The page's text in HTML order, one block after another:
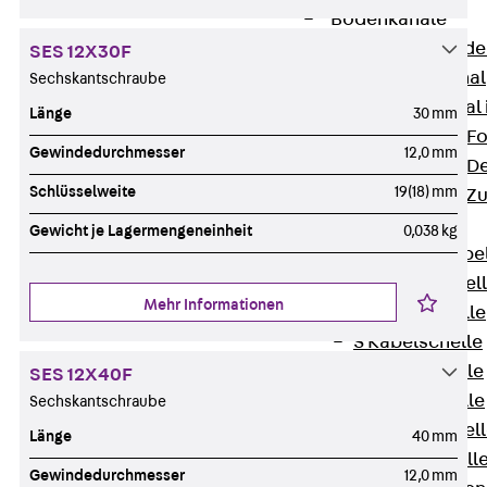
Bodenkanäle
BK Bodenkanal
KLK
Bodenkanal-
Bodenkanal-
Bodenkanal-
Kabelschellen
Zurück
AC
H Kabelschelle
S Kabelschelle
B Kabelschelle
U Kabelschelle
RU
W
SES 12X30F
Sechskantschraube
Länge 30 mm
Gewindedurchmesser 12,0 mm
Schlüsselweite 19(18) mm
Gewicht je Lagermengeneinheit 0,038 kg
Mehr Informationen
SES 12X40F
Sechskantschraube
Länge 40 mm
Gewindedurchmesser 12,0 mm